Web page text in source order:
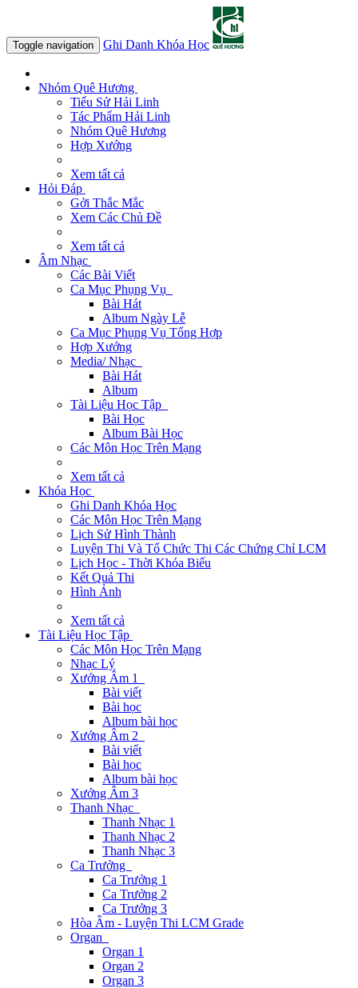
Toggle navigation Ghi Danh Khóa Học
Nhóm Quê Hương
Tiểu Sử Hải Linh
Tác Phẩm Hải Linh
Nhóm Quê Hương
Hợp Xướng
Xem tất cả
Hỏi Đáp
Gởi Thắc Mắc
Xem Các Chủ Đề
Xem tất cả
Âm Nhạc
Các Bài Viết
Ca Mục Phụng Vụ
Bài Hát
Album Ngày Lễ
Ca Mục Phụng Vụ Tổng Hợp
Hợp Xướng
Media/ Nhạc
Bài Hát
Album
Tài Liệu Học Tập
Bài Học
Album Bài Học
Các Môn Học Trên Mạng
Xem tất cả
Khóa Học
Ghi Danh Khóa Học
Các Môn Học Trên Mạng
Lịch Sử Hình Thành
Luyện Thi Và Tổ Chức Thi Các Chứng Chỉ LCM
Lịch Học - Thời Khóa Biểu
Kết Quả Thi
Hình Ảnh
Xem tất cả
Tài Liệu Học Tập
Các Môn Học Trên Mạng
Nhạc Lý
Xướng Âm 1
Bài viết
Bài học
Album bài học
Xướng Âm 2
Bài viết
Bài học
Album bài học
Xướng Âm 3
Thanh Nhạc
Thanh Nhạc 1
Thanh Nhạc 2
Thanh Nhạc 3
Ca Trưởng
Ca Trưởng 1
Ca Trưởng 2
Ca Trưởng 3
Hòa Âm - Luyện Thi LCM Grade
Organ
Organ 1
Organ 2
Organ 3